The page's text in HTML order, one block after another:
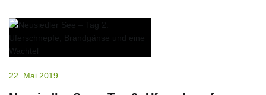
22. Mai 2019